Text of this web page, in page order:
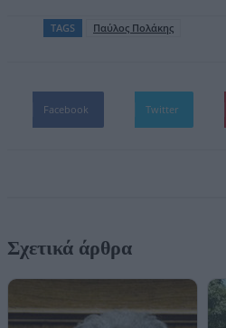
TAGS Παύλος Πολάκης
Facebook Twitter
Σχετικά άρθρα